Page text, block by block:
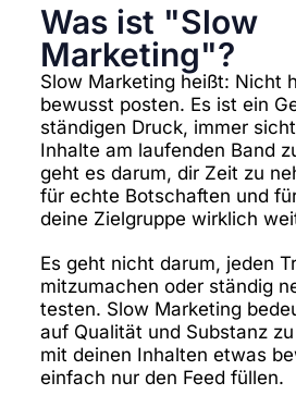
Was ist "Slow
Marketing"?
Slow Marketing heißt: Nicht
bewusst posten. Es ist ein
ständigen Druck, immer
Inhalte am laufenden Band
geht es darum, dir Zeit zu
für echte Botschaften und
deine Zielgruppe wirklich
Es geht nicht darum, jeden
mitzumachen oder ständig
testen. Slow Marketing
auf Qualität und Substanz
mit deinen Inhalten etwas
einfach nur den Feed füllen.